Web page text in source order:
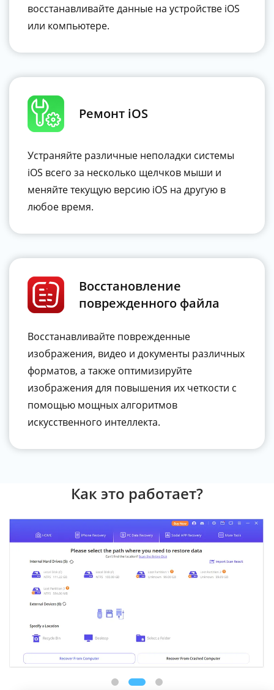
восстанавливайте данные на устройстве iOS
или компьютере.
Ремонт iOS
Устраняйте различные неполадки системы
iOS всего за несколько щелчков мыши и
меняйте текущую версию iOS на другую в
любое время.
Восстановление
поврежденного файла
Восстанавливайте поврежденные
изображения, видео и документы различных
форматов, а также оптимизируйте
изображения для повышения их четкости с
помощью мощных алгоритмов
искусственного интеллекта.
Как это работает?